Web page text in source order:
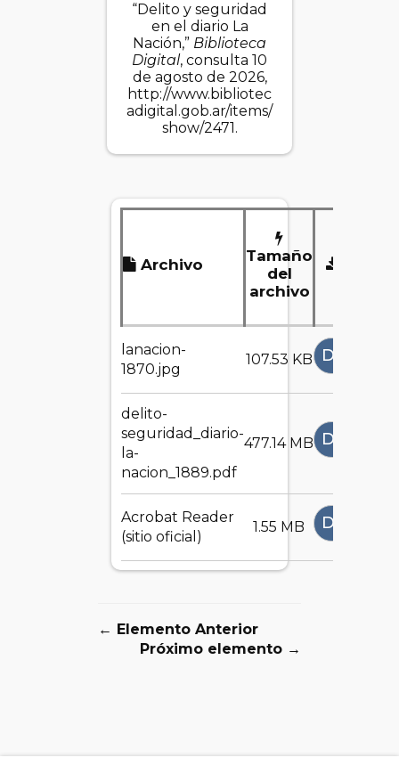
“Delito y seguridad
en el diario La
Nación,” Biblioteca
Digital, consulta 10
de agosto de 2026,
http://www.bibliotec
adigital.gob.ar/items/
show/2471 .
Archivo
Tamaño
del
archivo
lanacion-
1870.jpg
107.53 KB
delito-
seguridad_diario-
la-
nacion_1889.pdf
477.14 MB
Acrobat Reader
(sitio oficial)
1.55 MB
← Elemento Anterior
Próximo elemento →